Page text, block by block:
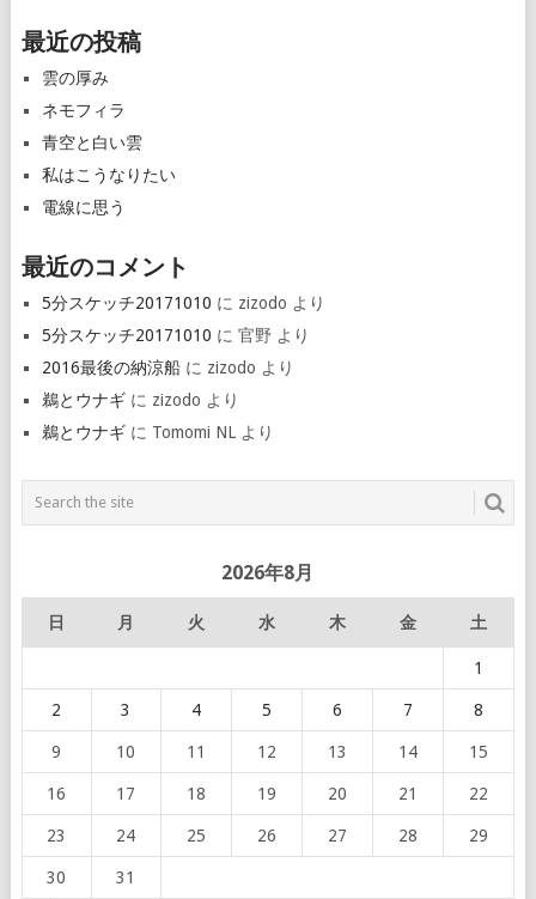
最近の投稿
雲の厚み
ネモフィラ
青空と白い雲
私はこうなりたい
電線に思う
最近のコメント
5分スケッチ20171010 に zizodo より
5分スケッチ20171010 に 官野 より
2016最後の納涼船に zizodo より
鵜とウナギに zizodo より
鵜とウナギに Tomomi NLより
2026年8月
日 月 火 水 木 金 土
1
2 3 4 5 6 7 8
9 10 11 12 13 14 15
16 17 18 19 20 21 22
23 24 25 26 27 28 29
30
31